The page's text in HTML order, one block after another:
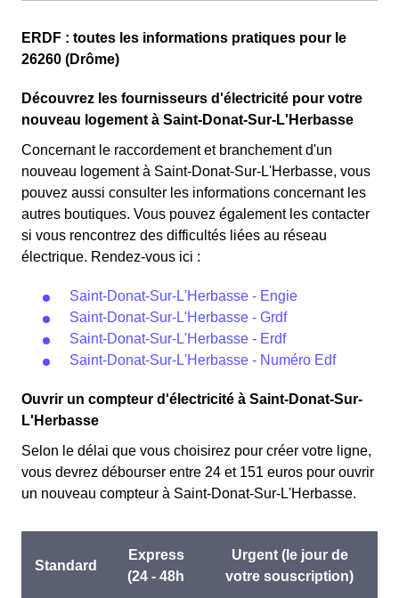
KWh de chaque mois sont moins chers, et permettent
ainsi de réduire sa facture d'électricité si l'on fait
L'Herbasse. Ce tarif existe chez la plupart des
fournisseurs d'électricité de France et est disponible
pour les Donatiens éligibles. 💡🏠
clients Donatiens l'ayant choisie avant 1998. Elle
différencie deux tarifs : pendant 22 jours le prix de
l'électricité est quatre fois plus cher, tandis que tous les
autres jours de l'année, le prix est 20% moins cher par
rapport au tarif normal à Saint-Donat-Sur-L'Herbasse. ⚡
💸
ERDF : toutes les informations pratiques pour le
26260 (Drôme)
Découvrez les fournisseurs d'électricité pour votre
nouveau logement à Saint-Donat-Sur-L'Herbasse
Concernant le raccordement et branchement d'un
nouveau logement à Saint-Donat-Sur-L'Herbasse, vous
pouvez aussi consulter les informations concernant les
autres boutiques. Vous pouvez également les contacter
si vous rencontrez des difficultés liées au réseau
électrique. Rendez-vous ici :
Saint-Donat-Sur-L'Herbasse - Engie
Saint-Donat-Sur-L'Herbasse - Grdf
Saint-Donat-Sur-L'Herbasse - Erdf
Saint-Donat-Sur-L'Herbasse - Numéro Edf
Ouvrir un compteur d'électricité à Saint-Donat-Sur-
L'Herbasse
Selon le délai que vous choisirez pour créer votre ligne,
vous devrez débourser entre 24 et 151 euros pour ouvrir
un nouveau compteur à Saint-Donat-Sur-L'Herbasse.